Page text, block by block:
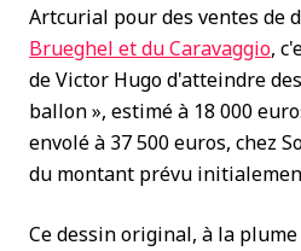
Artcurial pour des ventes de
Brueghel et du Caravaggio,
de Victor Hugo d'atteindre
ballon », estimé à 18 000
envolé à 37 500 euros, chez
du montant prévu
Ce dessin original, à la